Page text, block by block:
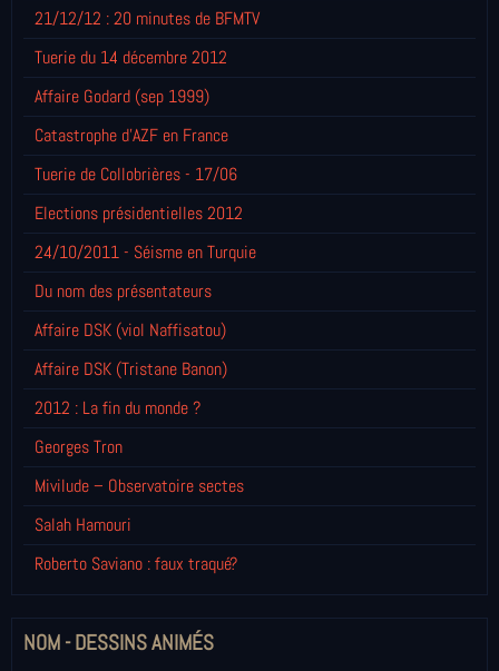
21/12/12 : 20 minutes de BFMTV
Tuerie du 14 décembre 2012
Affaire Godard (sep 1999)
Catastrophe d'AZF en France
Tuerie de Collobrières - 17/06
Elections présidentielles 2012
24/10/2011 - Séisme en Turquie
Du nom des présentateurs
Affaire DSK (viol Naffisatou)
Affaire DSK (Tristane Banon)
2012 : La fin du monde ?
Georges Tron
Mivilude – Observatoire sectes
Salah Hamouri
Roberto Saviano : faux traqué?
NOM - DESSINS ANIMÉS